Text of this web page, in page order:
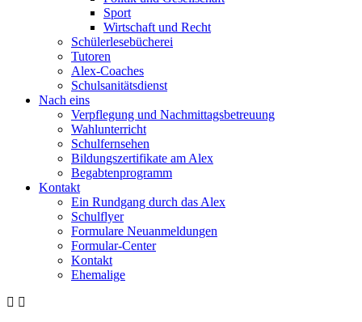
Sport
Wirtschaft und Recht
Schülerlesebücherei
Tutoren
Alex-Coaches
Schulsanitätsdienst
Nach eins
Verpflegung und Nachmittagsbetreuung
Wahlunterricht
Schulfernsehen
Bildungszertifikate am Alex
Begabtenprogramm
Kontakt
Ein Rundgang durch das Alex
Schulflyer
Formulare Neuanmeldungen
Formular-Center
Kontakt
Ehemalige